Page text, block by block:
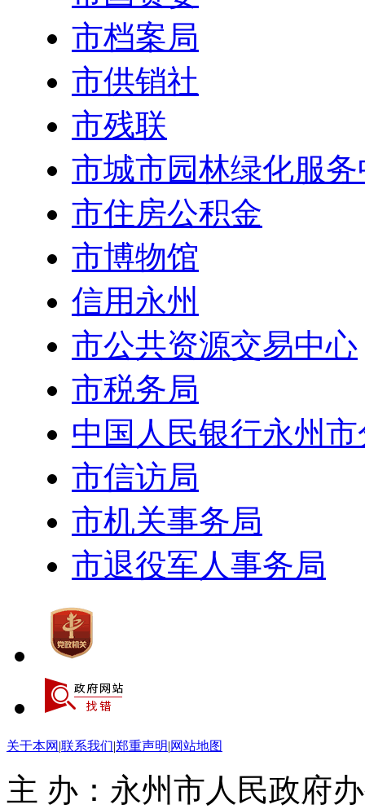
市档案局
市供销社
市残联
市城市园林绿化服
市住房公积金
市博物馆
信用永州
市公共资源交易中心
市税务局
中国人民银行永州
市信访局
市机关事务局
市退役军人事务局
关于本网 |联系我们|郑重声明|网站地图
主 办：永州市人民政府